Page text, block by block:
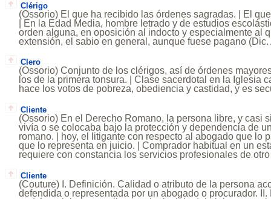
Clérigo
(Ossorio) El que ha recibido las órdenes sagradas. | El
| En la Edad Media, hombre letrado y de estudios
orden alguna, en oposición al indocto y especialmente al
extensión, el sabio en general, aunque fuese pagano (Dic.
Clero
(Ossorio) Conjunto de los clérigos, así de órdenes
los de la primera tonsura. | Clase sacerdotal en la Iglesia
hace los votos de pobreza, obediencia y castidad, y es
Cliente
(Ossorio) En el Derecho Romano, la persona libre, y casi
vivía o se colocaba bajo la protección y dependencia de
romano. | hoy, el litigante con respecto al abogado que lo
que lo representa en juicio. | Comprador habitual en un
requiere con constancia los servicios profesionales de
Cliente
(Couture) I. Definición. Calidad o atributo de la persona
defendida o representada por un abogado o procurador.